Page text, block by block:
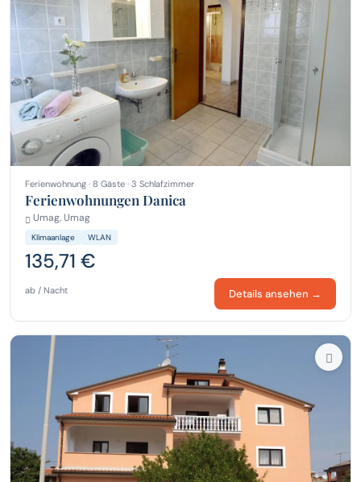
Ferienwohnung · 8 Gäste · 3 Schlafzimmer
Ferienwohnungen Danica
Umag, Umag
Klimaanlage WLAN
135,71 €
ab / Nacht Details ansehen →